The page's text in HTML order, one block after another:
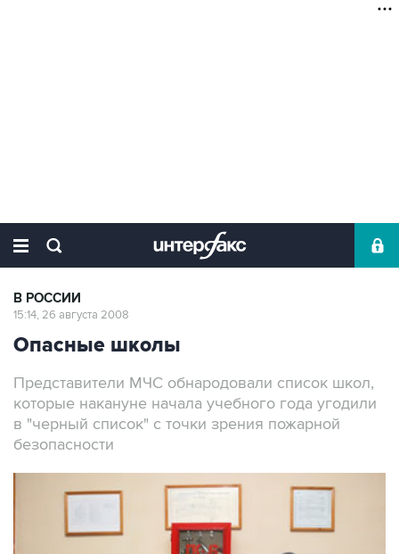
В РОССИИ
15:14, 26 августа 2008
Опасные школы
Представители МЧС обнародовали список школ,
которые накануне начала учебного года угодили
в "черный список" с точки зрения пожарной
безопасности